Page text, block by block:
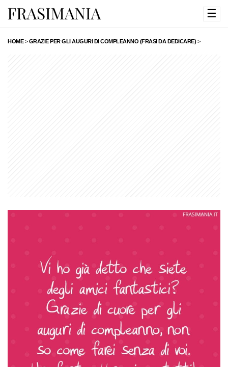
☰
HOME>GRAZIE PER GLI AUGURI DI COMPLEANNO (FRASI DA DEDICARE) >